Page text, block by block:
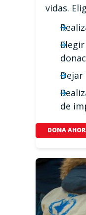
vidas.
Dejar
de
DONA